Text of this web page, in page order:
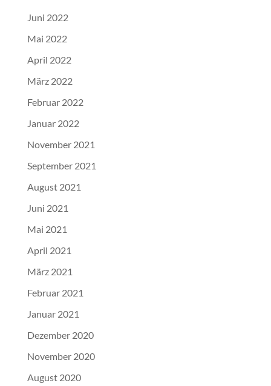
Juni 2022
Mai 2022
April 2022
März 2022
Februar 2022
Januar 2022
November 2021
September 2021
August 2021
Juni 2021
Mai 2021
April 2021
März 2021
Februar 2021
Januar 2021
Dezember 2020
November 2020
August 2020